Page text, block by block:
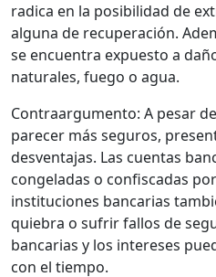
radica en la posibilidad de
alguna de recuperación.
se encuentra expuesto a
naturales, fuego o agua.
Contraargumento: A pesar
parecer más seguros,
desventajas. Las cuentas
congeladas o confiscadas
instituciones bancarias
quiebra o sufrir fallos de
bancarias y los intereses
con el tiempo.